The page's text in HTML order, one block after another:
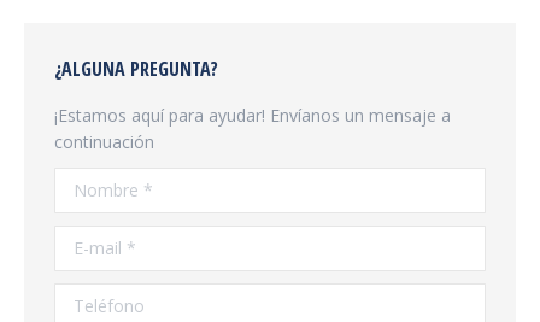
¿ALGUNA PREGUNTA?
¡Estamos aquí para ayudar! Envíanos un mensaje a
continuación
Nombre *
E-mail *
Teléfono